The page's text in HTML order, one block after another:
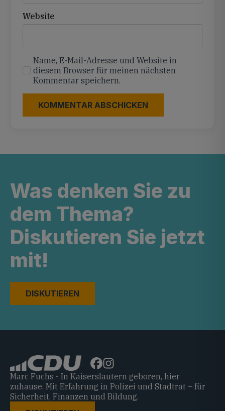
Website
Name, E-Mail-Adresse und Website in
diesem Browser für meinen nächsten
Kommentar speichern.
Was denken Sie zu
dem Thema?
Diskutieren Sie jetzt
mit!
DISKUTIEREN
Marc Fuchs - In Kaiserslautern geboren, hier
zuhause. Mit Erfahrung in Polizei und Stadtrat – für
Sicherheit, Finanzen und Bildung.